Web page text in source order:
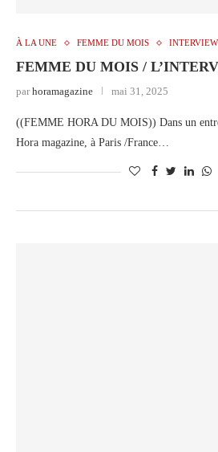
À LA UNE FEMME DU MOIS INTERVIEW
FEMME DU MOIS /
parhoramagazine mai 31, 2025
((FEMME HORA DU MOIS)) Dans un
Hora magazine, à Paris /France…